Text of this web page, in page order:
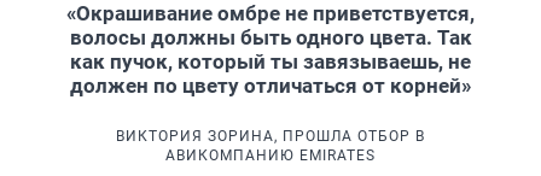
«Окрашивание омбре не приветствуется,
волосы должны быть одного цвета. Так
как пучок, который ты завязываешь, не
должен по цвету отличаться от корней»
ВИКТОРИЯ ЗОРИНА, ПРОШЛА ОТБОР В
АВИКОМПАНИЮ EMIRATES